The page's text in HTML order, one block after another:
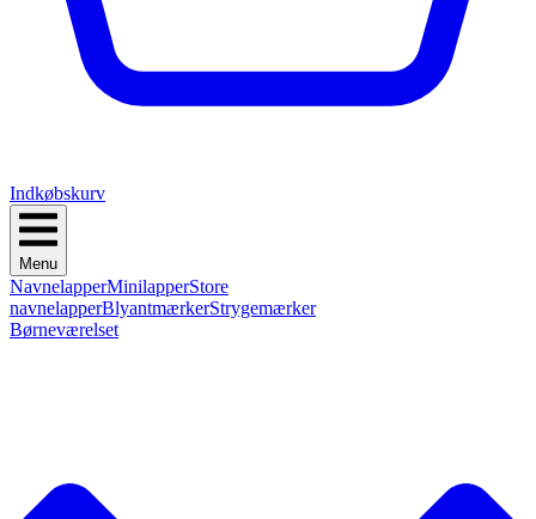
Indkøbskurv
Menu
NavnelapperMinilapperStore
navnelapperBlyantmærkerStrygemærker
Børneværelset